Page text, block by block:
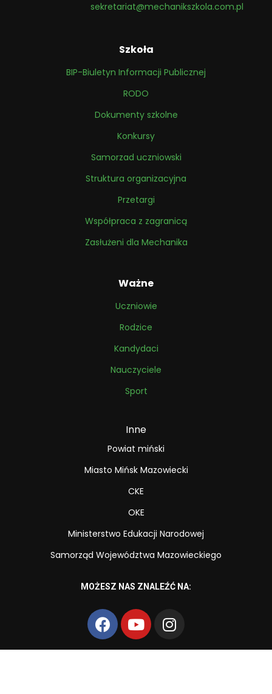
sekretariat@mechanikszkola.com.pl
Szkoła
BIP-Biuletyn Informacji Publicznej
RODO
Dokumenty szkolne
Konkursy
Samorzad uczniowski
Struktura organizacyjna
Przetargi
Współpraca z zagranicą
Zasłużeni dla Mechanika
Ważne
Uczniowie
Rodzice
Kandydaci
Nauczyciele
Sport
Inne
Powiat miński
Miasto Mińsk Mazowiecki
CKE
OKE
Ministerstwo Edukacji Narodowej
Samorząd Województwa Mazowieckiego
MOŻESZ NAS ZNALEŹĆ NA: